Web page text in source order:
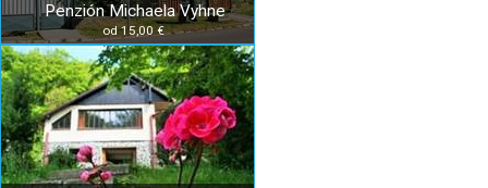
Penzión Michaela Vyhne
od 15,00 €